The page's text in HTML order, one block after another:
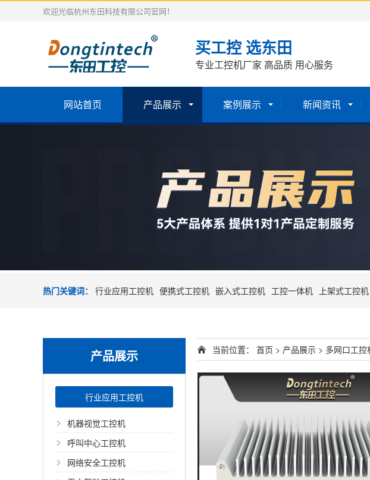
欢迎光临杭州东田科技有限公司官网！
买工控 选东田
专业工控机厂家 高品质 用心服务
网站首页 产品展示 案例展示 新闻资讯
热门关键词： 行业应用工控机 便携式工控机 嵌入式工控机 工控一体机 上架式工控机
产品展示
行业应用工控机
机器视觉工控机
呼叫中心工控机
网络安全工控机
当前位置： 首页 > 产品展示 > 多网口工控